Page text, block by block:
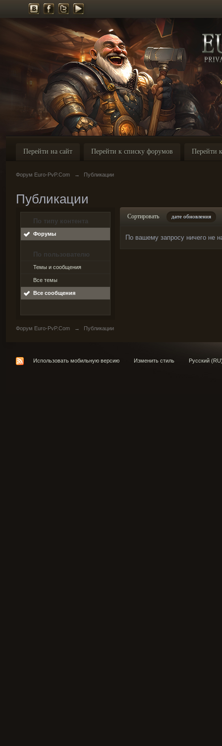
Перейти на сайт Перейти к списку форумов Перейти
Форум Euro-PvP.Com → Публикации
Публикации
По типу контента
Форумы
По пользователю
Темы и сообщения
Все темы
Все сообщения
Сортировать дате обновления
По вашему запросу ничего не
Форум Euro-PvP.Com → Публикации
Использовать мобильную версию Изменить стиль Русский